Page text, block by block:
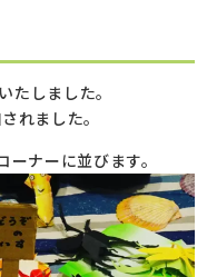
たしました。
れました。
ナーに並びます。